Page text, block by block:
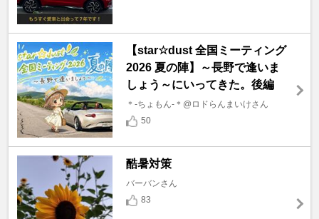
【star☆dust 全国ミーティング
2026 夏の陣】～長野で逢いま
しょう～にいってきた。後編
＊-ちょもん-＊@ロドらんまいけさん
50
酷暑対策
バーバンさん
83